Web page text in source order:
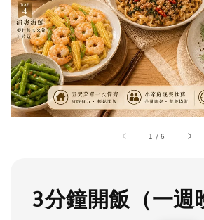
1 /6
3分鐘開飯（一週